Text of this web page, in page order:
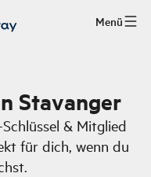
Menü
Stavanger
& Mitglied
für dich, wenn du